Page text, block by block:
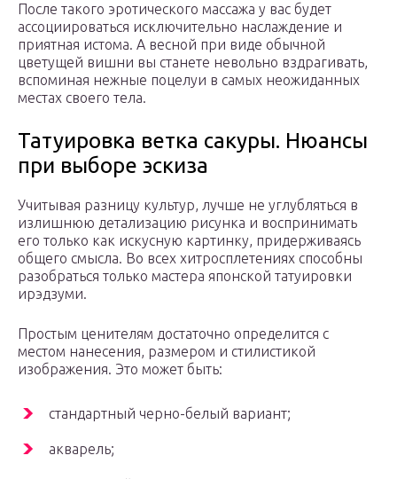
После такого эротического массажа у вас будет
ассоциироваться исключительно наслаждение и
приятная истома. А весной при виде обычной
цветущей вишни вы станете невольно вздрагивать,
вспоминая нежные поцелуи в самых неожиданных
местах своего тела.
Татуировка ветка сакуры. Нюансы
при выборе эскиза
Учитывая разницу культур, лучше не углубляться в
излишнюю детализацию рисунка и воспринимать
его только как искусную картинку, придерживаясь
общего смысла. Во всех хитросплетениях способны
разобраться только мастера японской татуировки
ирэдзуми.
Простым ценителям достаточно определится с
местом нанесения, размером и стилистикой
изображения. Это может быть:
стандартный черно-белый вариант;
акварель;